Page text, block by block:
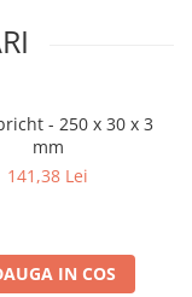
- 250 x 30 x 3
mm
141,38 Lei
IN COS